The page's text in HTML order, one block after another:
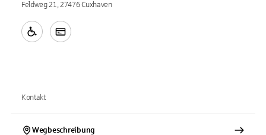
Feldweg 21, 27476 Cuxhaven
Kontakt
Wegbeschreibung